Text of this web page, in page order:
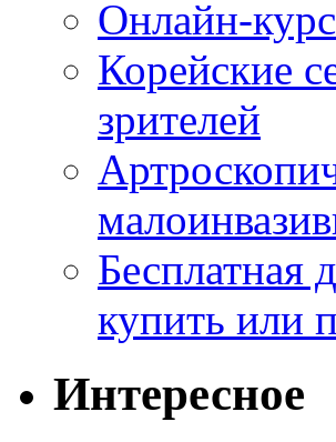
Онлайн-
Корейские
зрителей
Бесплатная
купить или
Интересное